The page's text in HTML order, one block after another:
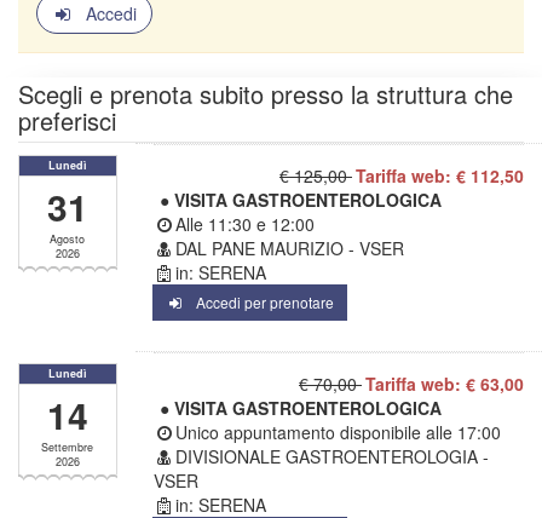
Accedi
Scegli e prenota subito presso la struttura che
preferisci
Lunedì
31
Agosto
2026
€ 125,00Tariffa web: € 112,50
● VISITA GASTROENTEROLOGICA
Alle 11:30 e 12:00
DAL PANE MAURIZIO - VSER
in: SERENA
Accedi per prenotare
Lunedì
14
Settembre
2026
€ 70,00Tariffa web: € 63,00
● VISITA GASTROENTEROLOGICA
Unico appuntamento disponibile alle 17:00
DIVISIONALE GASTROENTEROLOGIA -
VSER
in: SERENA